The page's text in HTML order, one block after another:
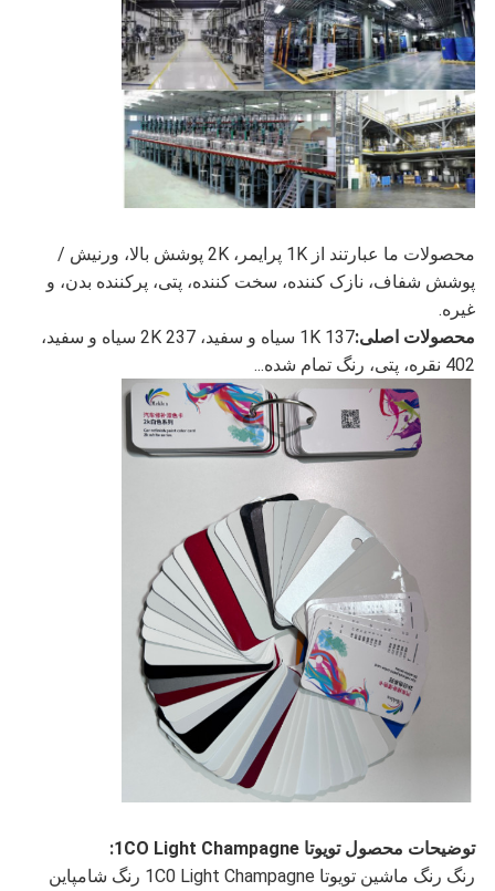
محصولات ما عبارتند از 1K پرایمر، 2K پوشش بالا، ورنیش /
پوشش شفاف، نازک کننده، سخت کننده، پتی، پرکننده بدن، و
غیره.
محصولات اصلی:
137 1K سیاه و سفید، 237 2K سیاه و سفید،
402 نقره، پتی، رنگ تمام شده...
توضیحات محصول تویوتا 1CO Light Champagne:
رنگ رنگ ماشین تویوتا 1C0 Light Champagne رنگ شامپاین